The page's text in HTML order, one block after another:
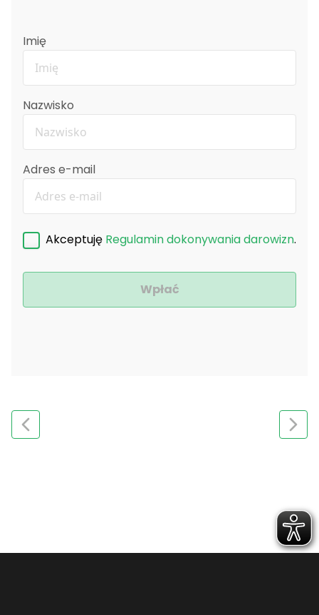
Imię
Nazwisko
Adres e-mail
Akceptuję Regulamin dokonywania darowizn.
Wpłać